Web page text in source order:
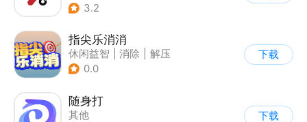
3.2
指尖乐消消
休闲益智 消除
解压
| 横版过关
0.0
下载
随身打
其他
下载